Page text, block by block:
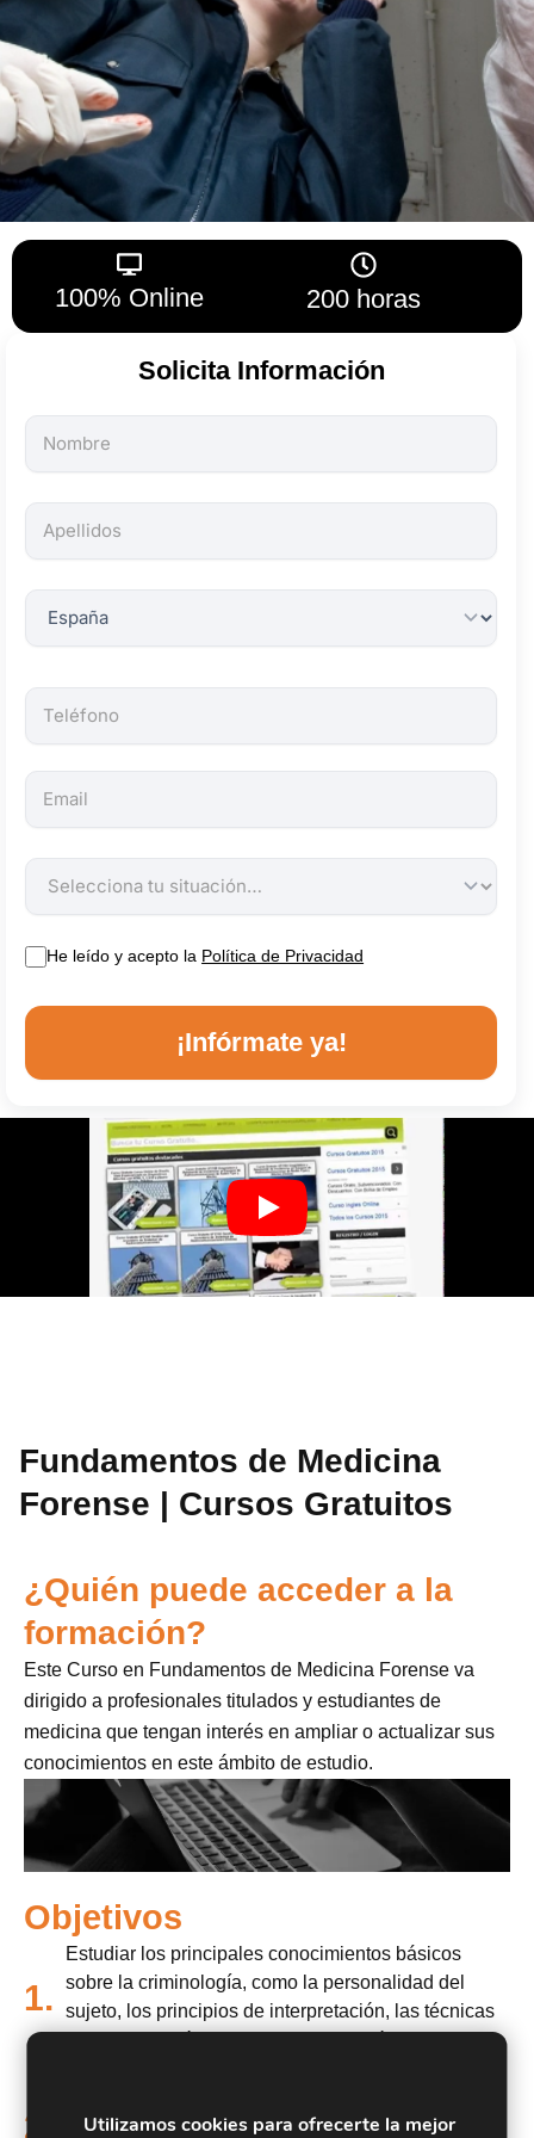
100% Online 200 horas
Solicita Información
Todos
los
son
obligatorios.
He leído y acepto la Política de Privacidad
¡Infórmate ya!
Fundamentos de Medicina
Forense | Cursos Gratuitos
¿Quién puede acceder a la
formación?
Este Curso en Fundamentos de Medicina Forense va
dirigido a profesionales titulados y estudiantes de
medicina que tengan interés en ampliar o actualizar sus
conocimientos en este ámbito de estudio.
Objetivos
1.
Estudiar los principales conocimientos básicos
sobre la criminología, como la personalidad del
sujeto, los principios de interpretación, las técnicas
2.
Utilizamos cookies para ofrecerte la mejor